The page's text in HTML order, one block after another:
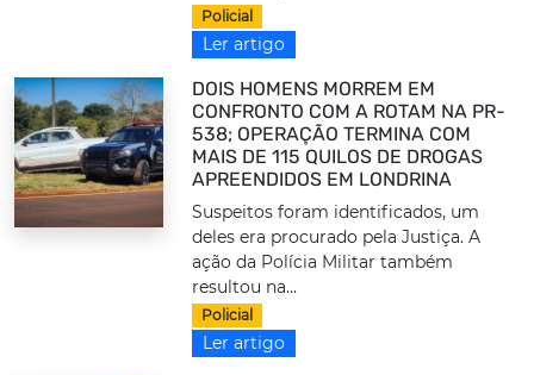
Policial
Ler artigo
DOIS HOMENS MORREM EM
CONFRONTO COM A ROTAM NA PR-
538; OPERAÇÃO TERMINA COM
MAIS DE 115 QUILOS DE DROGAS
APREENDIDOS EM LONDRINA
Suspeitos foram identificados, um
deles era procurado pela Justiça. A
ação da Polícia Militar também
resultou na...
Policial
Ler artigo